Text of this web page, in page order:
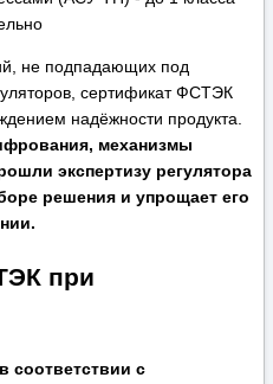
не подпадающих под
сертификат ФСТЭК
надёжности продукта.
механизмы
экспертизу регулятора
решения и упрощает его
при
соответствии с